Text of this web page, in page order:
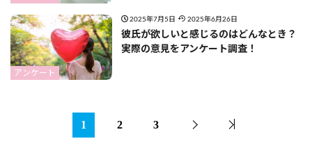
アンケート
2025年7月5日 2025年6月26日
彼氏が欲しいと感じるのはどんなとき？
実際の意見をアンケート調査！
1 2 3